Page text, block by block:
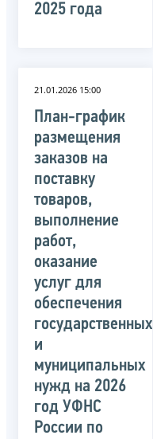
2025 года
21.01.2026 15:00
План-график
размещения
заказов на
поставку
товаров,
выполнение
работ,
оказание
услуг для
обеспечения
государственных
и
муниципальных
нужд на 2026
год УФНС
России по